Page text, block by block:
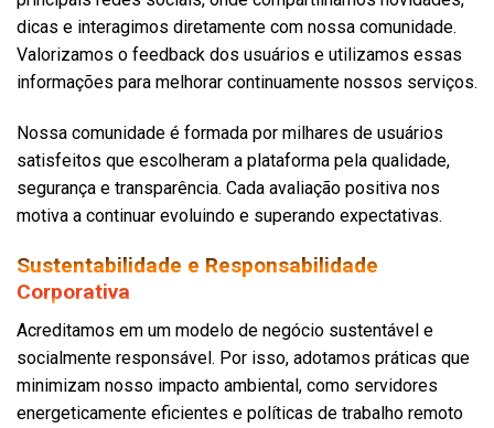
dicas e interagimos diretamente com nossa comunidade.
Valorizamos o feedback dos usuários e utilizamos essas
informações para melhorar continuamente nossos serviços.
Nossa comunidade é formada por milhares de usuários
satisfeitos que escolheram a plataforma pela qualidade,
segurança e transparência. Cada avaliação positiva nos
motiva a continuar evoluindo e superando expectativas.
Sustentabilidade e Responsabilidade
Corporativa
Acreditamos em um modelo de negócio sustentável e
socialmente responsável. Por isso, adotamos práticas que
minimizam nosso impacto ambiental, como servidores
energeticamente eficientes e políticas de trabalho remoto